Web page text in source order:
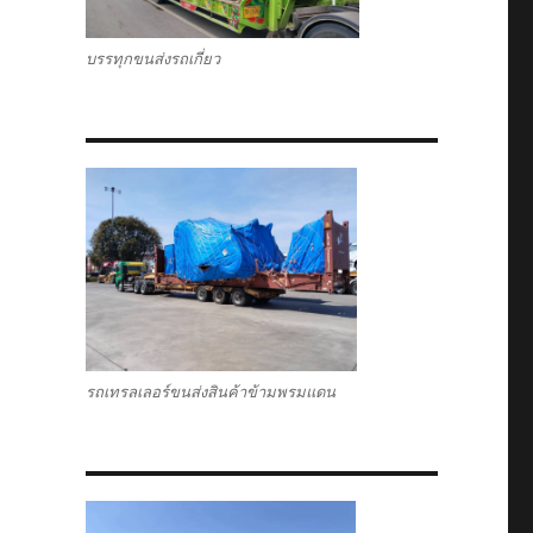
บรรทุกขนส่งรถเกี่ยว
รถเทรลเลอร์ขนส่งสินค้าข้ามพรมแดน